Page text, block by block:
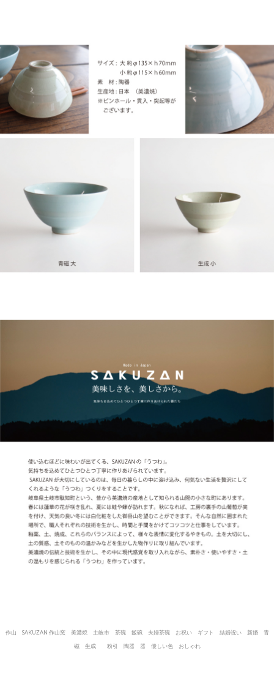
作山 SAKUZAN 作山窯 美濃焼 土岐市 茶碗 飯碗 夫婦茶碗 お祝い ギフト 結婚祝い 新婚 青
磁 生成 粉引 陶器 器 優しい色 おしゃれ